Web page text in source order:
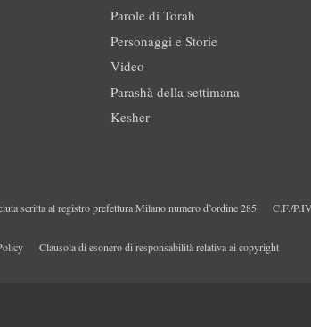
Parole di Torah
Personaggi e Storie
Video
Parashà della settimana
Kesher
scritta al registro prefettura Milano numero d’ordine 285 C.F./
Clausola di esonero di responsabilità relativa ai copyright